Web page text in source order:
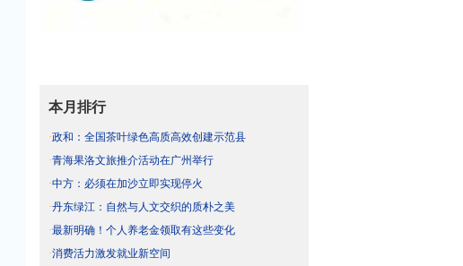
本月排行
·政和：全国茶叶绿色高质高效创建示范县
·青海果洛文旅推介活动在广州举行
·中方：必须在加沙立即实现停火
·丹东绿江：自然与人文交织的质朴之美
·最新明确！个人养老金领取有这些变化
·消费活力激发就业新空间